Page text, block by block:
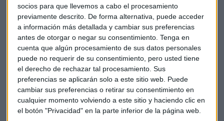
socios para que llevemos a cabo el procesamiento
previamente descrito. De forma alternativa, puede acceder
a información más detallada y cambiar sus preferencias
antes de otorgar o negar su consentimiento. Tenga en
cuenta que algún procesamiento de sus datos personales
puede no requerir de su consentimiento, pero usted tiene
el derecho de rechazar tal procesamiento. Sus
preferencias se aplicarán solo a este sitio web. Puede
cambiar sus preferencias o retirar su consentimiento en
cualquier momento volviendo a este sitio y haciendo clic en
el botón "Privacidad" en la parte inferior de la página web.
El propio Tim Cook ha sido tajante al describir la magnitud
de estacrisis de suministro. Ha comparado la situación
con "una inundación de las que ocurren cada cien años",
asegurando que en sus cuatro décadas de experiencia en el
sector tecnológico nunca había visto una tormenta
perfecta de este calibre.
Todo apunta a que la subida de precios se hará notar
especialmente en la nueva familia deliPhone 18.Su
lanzamiento está previsto para septiembre, coincidiendo